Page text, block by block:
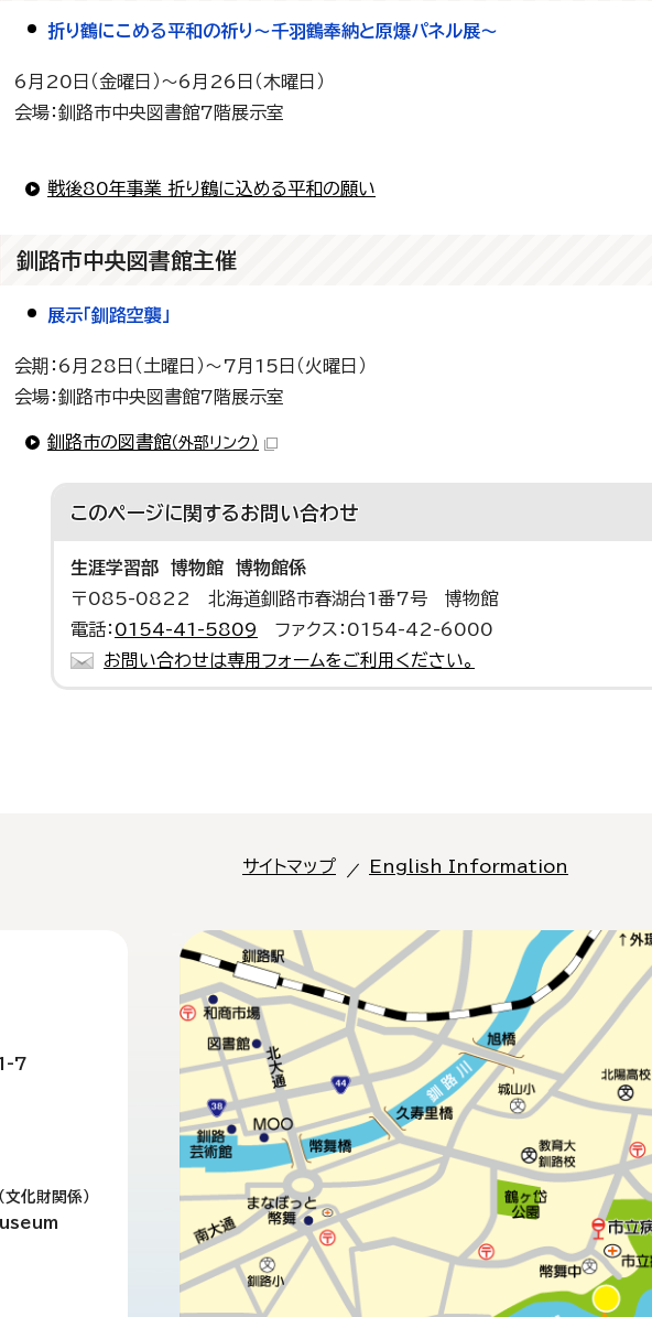
折り鶴にこめる平和の祈り～千羽鶴奉納と原爆パネル展～
6月20日（金曜日）～6月26日（木曜日）
会場：釧路市中央図書館7階展示室
戦後80年事業 折り鶴に込める平和の願い
釧路市中央図書館主催
展示「釧路空襲」
会期：6月28日（土曜日）～7月15日（火曜日）
会場：釧路市中央図書館7階展示室
釧路市の図書館（外部リンク）
このページに関するお問い合わせ
生涯学習部 博物館 博物館係
〒085-0822 北海道釧路市春湖台1番7号 博物館
電話： 0154-41-5809
ファクス：0154-42-6000
お問い合わせは専用フォームをご利用ください。
サイトマップ English Information
7
化財関係）